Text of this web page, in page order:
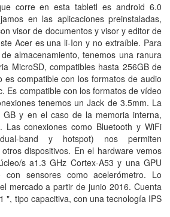
corre en esta tabletl es android 6.0
en las aplicaciones preinstaladas,
visor de documentos y visor y editor de
Acer es una li-Ion y no extraíble. Para
almacenamiento, tenemos una ranura
MicroSD, compatibles hasta 256GB de
es compatible con los formatos de audio
Es compatible con los formatos de vídeo
tenemos un Jack de 3.5mm. La
GB y en el caso de la memoria interna,
. Las conexiones como Bluetooth y WiFi
band y hotspot) nos permiten
dispositivos. En el hardware vemos
​sa1.3GHz Cortex-A53 y una GPU
con sensores como acelerómetro. Lo
mercado a partir de junio 2016. Cuenta
", tipo capacitiva, con una tecnología IPS